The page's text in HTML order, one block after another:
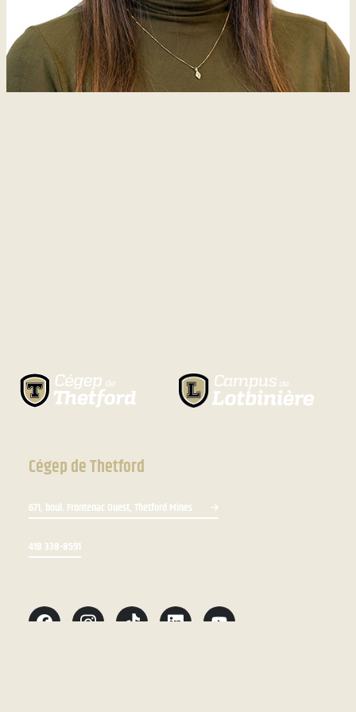
Natation
Cégep de Thetford
671, boul. Frontenac Ouest, Thetford Mines
418 338-8591